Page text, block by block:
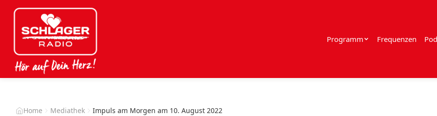
Programm Frequenzen
Home Mediathek Impuls am Morgen am 10. August 2022